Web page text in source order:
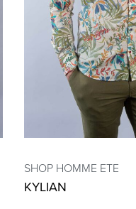
SHOP HOMME ETE
KYLIAN